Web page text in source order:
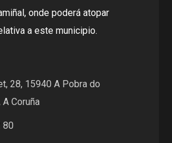
onde poderá atopar
a este municipio.
28, 15940 A Pobra do
A Coruña
80